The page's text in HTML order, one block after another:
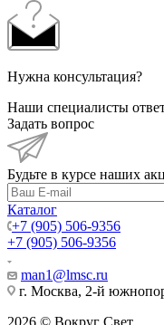
Нужна консультация?
Наши специалисты
Задать вопрос
Будьте в курсе наших
Каталог
+7 (905) 506-9356
+7 (905) 506-9356
man1@lmsc.ru
г. Москва, 2-й
2026 © Вокруг Свет